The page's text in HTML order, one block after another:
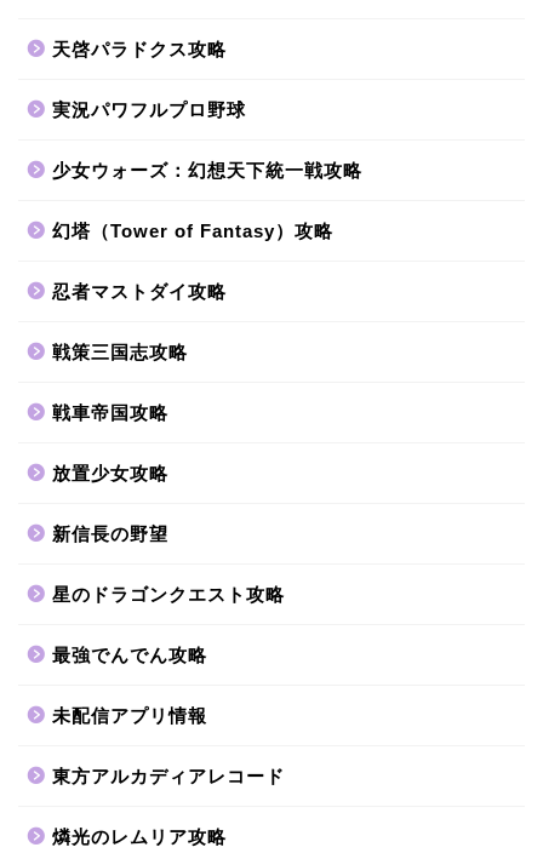
天啓パラドクス攻略
実況パワフルプロ野球
少女ウォーズ：幻想天下統一戦攻略
幻塔（Tower of Fantasy）攻略
忍者マストダイ攻略
戦策三国志攻略
戦車帝国攻略
放置少女攻略
新信長の野望
星のドラゴンクエスト攻略
最強でんでん攻略
未配信アプリ情報
東方アルカディアレコード
燐光のレムリア攻略